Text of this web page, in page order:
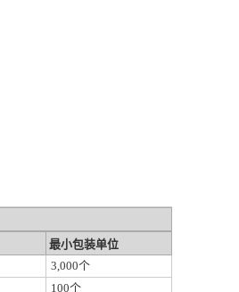
最小包装单位
3,000个
100个